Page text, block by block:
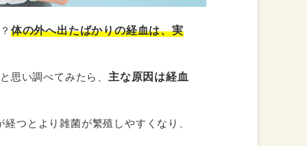
体の外へ出たばかりの経血は、実
思い調べてみたら、 主な原因は経血
経つとより雑菌が繁殖しやすくなり、